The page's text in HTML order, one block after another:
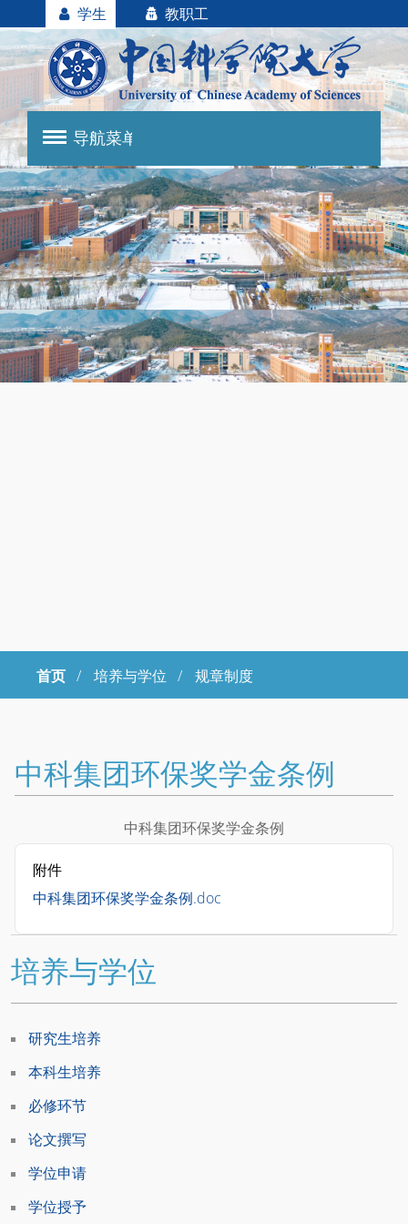
学生 教职工
首页 / 培养与学位 / 规章制度
中科集团环保奖学金条例
中科集团环保奖学金条例
附件
中科集团环保奖学金条例.doc
培养与学位
研究生培养
本科生培养
必修环节
论文撰写
学位申请
学位授予